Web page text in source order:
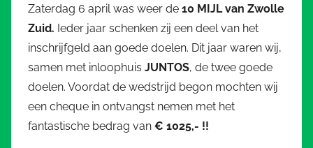
Zaterdag 6 april was weer de 10 MIJL van Zwolle
Zuid. Ieder jaar schenken zij een deel van het
inschrijfgeld aan goede doelen. Dit jaar waren wij,
samen met inloophuis JUNTOS, de twee goede
doelen. Voordat de wedstrijd begon mochten wij
een cheque in ontvangst nemen met het
fantastische bedrag van € 1025,- !!